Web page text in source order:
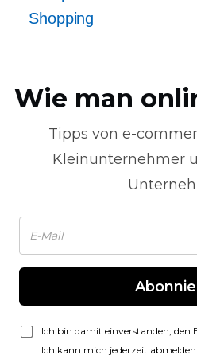
Shopping
Wie man
Tipps von e-
Kleinunternehmer
Ich bin damit einverstanden, den
Ich kann mich jederzeit abmelden.